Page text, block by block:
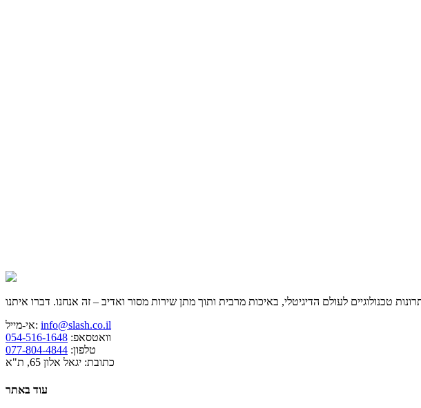
אי-מייל: info@slash.co.il
וואטסאפ: 054-516-1648
טלפון: 077-804-4844
כתובת: יגאל אלון 65, ת"א
עוד באתר